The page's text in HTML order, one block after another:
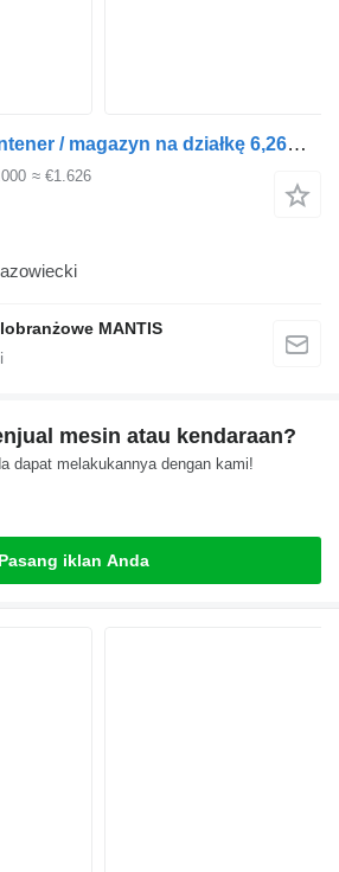
MAN Zabudowa kontener / magazyn na działkę 6,26m x 2,47m x 2,56m pod
≈ €1.626
MANTIS
mesin atau kendaraan?
dapat melakukannya dengan kami!
Pasang iklan Anda